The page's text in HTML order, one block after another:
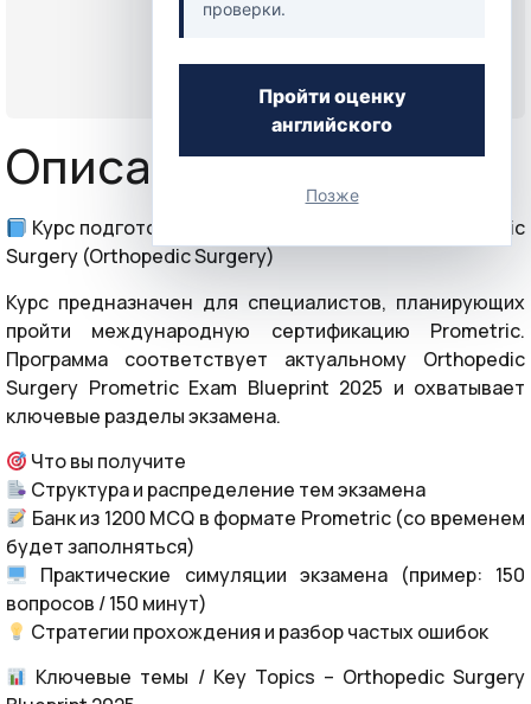
проверки.
Пройти оценку
английского
Позже
Начать
Войти
Описание курса
Курс подготовки к экзамену Prometric по Orthopedic
Surgery (Orthopedic Surgery)
Курс предназначен для специалистов, планирующих
пройти международную сертификацию Prometric.
Программа соответствует актуальному Orthopedic
Surgery Prometric Exam Blueprint 2025 и охватывает
ключевые разделы экзамена.
Что вы получите
Структура и распределение тем экзамена
Банк из 1200 MCQ в формате Prometric (со временем
будет заполняться)
Практические симуляции экзамена (пример: 150
вопросов / 150 минут)
Стратегии прохождения и разбор частых ошибок
Ключевые темы / Key Topics – Orthopedic Surgery